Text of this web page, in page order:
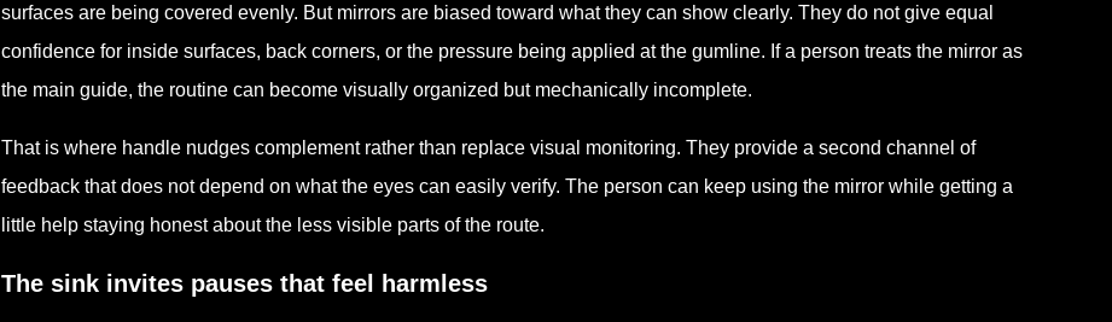
surfaces are being covered evenly. But mirrors are biased toward what they can show clearly. They do not give equal
confidence for inside surfaces, back corners, or the pressure being applied at the gumline. If a person treats the mirror as
the main guide, the routine can become visually organized but mechanically incomplete.
That is where handle nudges complement rather than replace visual monitoring. They provide a second channel of
feedback that does not depend on what the eyes can easily verify. The person can keep using the mirror while getting a
little help staying honest about the less visible parts of the route.
The sink invites pauses that feel harmless